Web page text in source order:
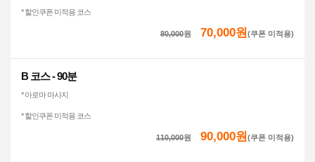
* 할인쿠폰 미적용 코스
80,000원 70,000원(쿠폰 미적용)
B 코스 - 90분
* 아로마 마사지
* 할인쿠폰 미적용 코스
110,000원 90,000원(쿠폰 미적용)